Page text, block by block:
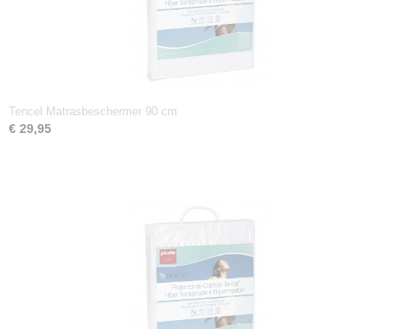
Tencel Matrasbeschermer 90 cm
€ 29,95